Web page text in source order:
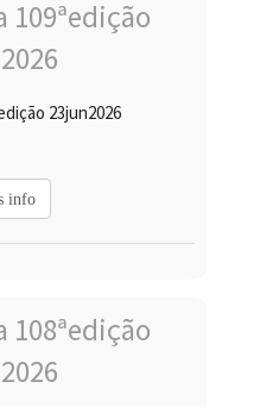
23jun2026
info